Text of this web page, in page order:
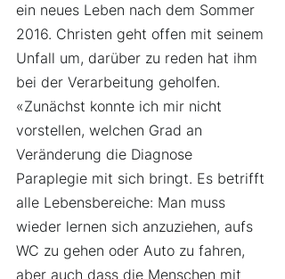
ein neues Leben nach dem Sommer
2016. Christen geht offen mit seinem
Unfall um, darüber zu reden hat ihm
bei der Verarbeitung geholfen.
«Zunächst konnte ich mir nicht
vorstellen, welchen Grad an
Veränderung die Diagnose
Paraplegie mit sich bringt. Es betrifft
alle Lebensbereiche: Man muss
wieder lernen sich anzuziehen, aufs
WC zu gehen oder Auto zu fahren,
aber auch dass die Menschen mit